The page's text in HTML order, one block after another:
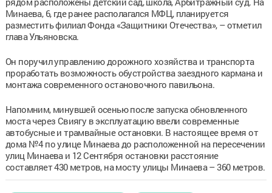
Минаева, 6, где ранее располагался МФЦ, планируется
разместить филиал Фонда «Защитники Отечества», – отметил
глава Ульяновска.
Он поручил управлению дорожного хозяйства и транспорта
проработать возможность обустройства заездного кармана и
монтажа современного остановочного павильона.
Напомним, минувшей осенью после запуска обновленного
моста через Свиягу в эксплуатацию ввели современные
автобусные и трамвайные остановки. В настоящее время от
дома №4 по улице Минаева до расположенной на пересечении
улиц Минаева и 12 Сентября остановки расстояние
составляет 430 метров, на мосту улицы Минаева – 360 метров.